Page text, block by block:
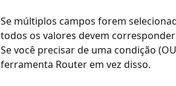
Se múltiplos campos forem
todos os valores devem
Se você precisar de uma condição
ferramenta Router em vez disso.